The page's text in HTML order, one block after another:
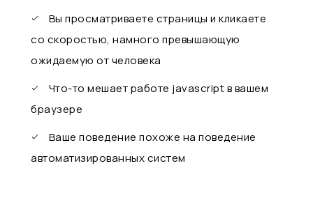
Вы просматриваете страницы и кликаете
со скоростью, намного превышающую
ожидаемую от человека
Что-то мешает работе javascript в вашем
браузере
Ваше поведение похоже на поведение
автоматизированных систем